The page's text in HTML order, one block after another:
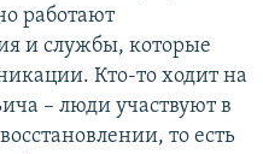
работают
и службы, которые
Кто-то ходит на
– люди участвуют в
то есть